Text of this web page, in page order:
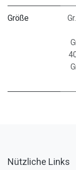
Größe
Nützliche Links